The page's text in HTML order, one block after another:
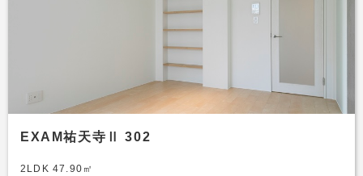
EXAM祐天寺Ⅱ 302
2LDK 47.90㎡